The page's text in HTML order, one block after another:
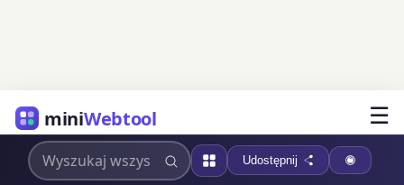
miniWebtool ☰
Udostępnij